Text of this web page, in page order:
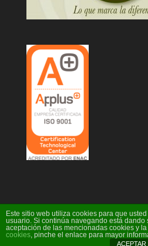
Diseño Web
Este sitio web utiliza cookies para que
usuario. Si continúa navegando está dando
aceptación de las mencionadas cookies y
cookies, pinche el enlace para mayor
ACEPTAR